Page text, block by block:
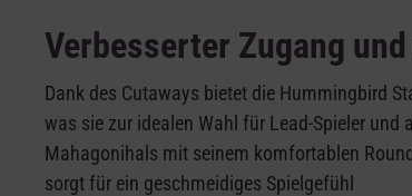
Verbesserter Zugang
Dank des Cutaways bietet die Hummingbird
was sie zur idealen Wahl für Lead-Spieler
Mahagonihals mit seinem komfortablen
sorgt für ein geschmeidiges Spielgefühl